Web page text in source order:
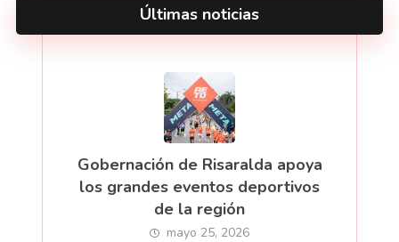
Últimas noticias
Gobernación de Risaralda apoya
los grandes eventos deportivos
de la región
mayo 25, 2026